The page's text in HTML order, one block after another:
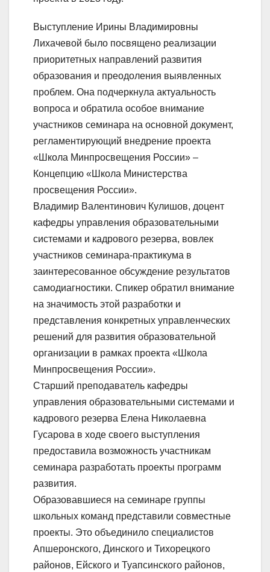
Выступление Ирины Владимировны
Лихачевой было посвящено реализации
приоритетных направлений развития
образования и преодоления выявленных
проблем. Она подчеркнула актуальность
вопроса и обратила особое внимание
участников семинара на основной документ,
регламентирующий внедрение проекта
«Школа Минпросвещения России» –
Концепцию «Школа Министерства
просвещения России».
Владимир Валентинович Кулишов, доцент
кафедры управления образовательными
системами и кадрового резерва, вовлек
участников семинара-практикума в
заинтересованное обсуждение результатов
самодиагностики. Спикер обратил внимание
на значимость этой разработки и
представления конкретных управленческих
решений для развития образовательной
организации в рамках проекта «Школа
Минпросвещения России».
Старший преподаватель кафедры
управления образовательными системами и
кадрового резерва Елена Николаевна
Гусарова в ходе своего выступления
предоставила возможность участникам
семинара разработать проекты программ
развития.
Образовавшиеся на семинаре группы
школьных команд представили совместные
проекты. Это объединило специалистов
Апшеронского, Динского и Тихорецкого
районов, Ейского и Туапсинского районов,